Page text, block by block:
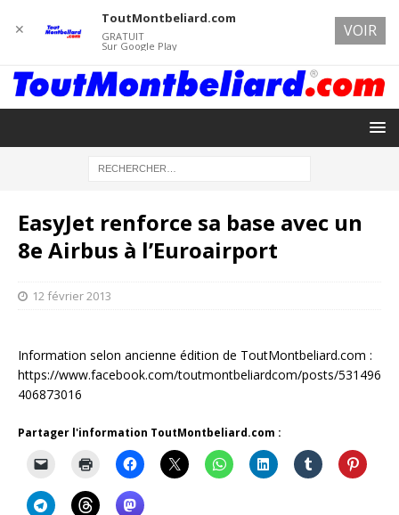
EasyJet renforce sa base avec un
8e Airbus à l’Euroairport
12 février 2013
Information selon ancienne édition de ToutMontbeliard.com :
https://www.facebook.com/toutmontbeliardcom/posts/531496
406873016
Partager l'information ToutMontbeliard.com :
✕
ToutMontbeliard.com
GRATUIT
Sur Google Play
VOIR